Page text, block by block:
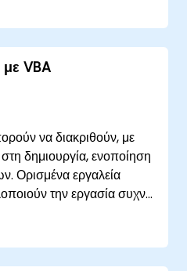
VBA
να διακριθούν, με
δημιουργία, ενοποίηση
Ορισμένα εργαλεία
την εργασία συχνά
να σας βοηθήσουν
που θα μπορούσε να